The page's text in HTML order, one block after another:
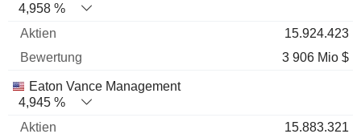
4,958 %
15.924.423
3 906 Mio $
Eaton Vance Management
4,945 %
15.883.321